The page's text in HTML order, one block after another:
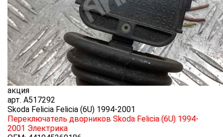
акция
арт. A517292
Skoda Felicia Felicia (6U) 1994-2001
Переключатель дворников Skoda Felicia (6U) 1994-
2001 Электрика